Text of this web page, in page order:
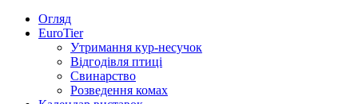
Огляд
EuroTier
Утримання кур-несучок
Відгодівля птиці
Свинарство
Розведення комах